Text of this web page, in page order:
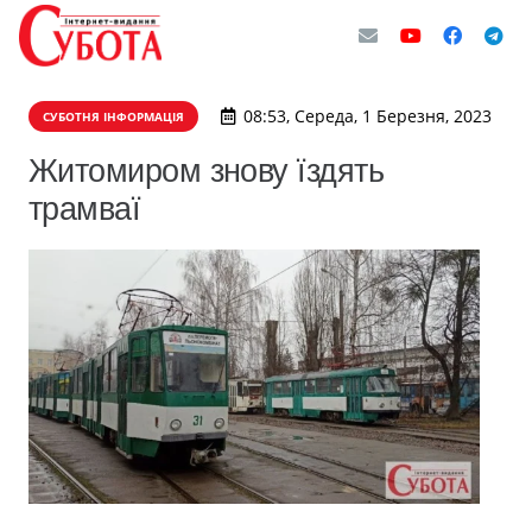
СУБОТНЯ ІНФОРМАЦІЯ 08:53, Середа, 1 Березня, 2023
Житомиром знову їздять
трамваї